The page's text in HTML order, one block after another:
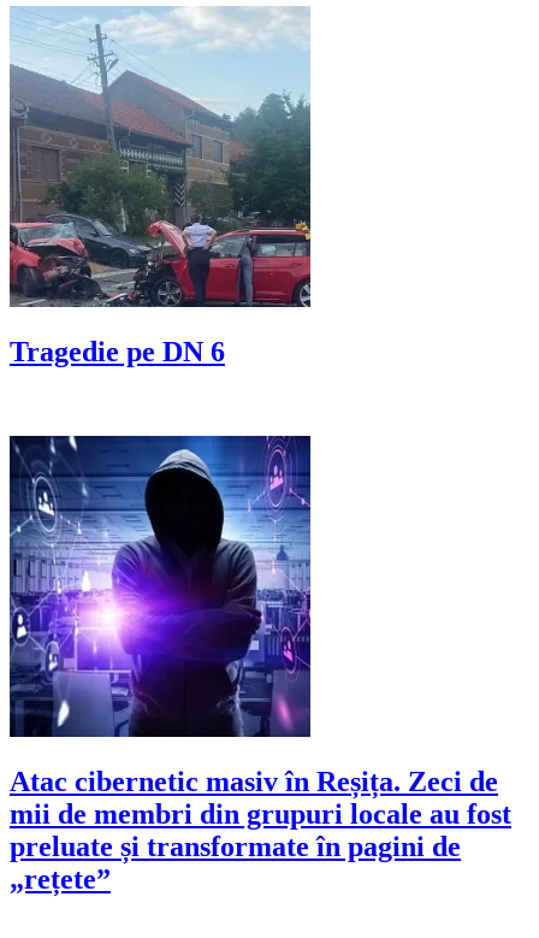
Tragedie pe DN 6
Atac cibernetic masiv în Reșița. Zeci de
mii de membri din grupuri locale au fost
preluate și transformate în pagini de
„rețete”